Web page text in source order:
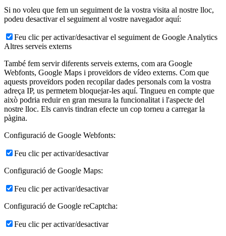
Si no voleu que fem un seguiment de la vostra visita al nostre lloc,
podeu desactivar el seguiment al vostre navegador aquí:
Feu clic per activar/desactivar el seguiment de Google Analytics
Altres serveis externs
També fem servir diferents serveis externs, com ara Google
Webfonts, Google Maps i proveïdors de vídeo externs. Com que
aquests proveïdors poden recopilar dades personals com la vostra
adreça IP, us permetem bloquejar-les aquí. Tingueu en compte que
això podria reduir en gran mesura la funcionalitat i l'aspecte del
nostre lloc. Els canvis tindran efecte un cop torneu a carregar la
pàgina.
Configuració de Google Webfonts:
Feu clic per activar/desactivar
Configuració de Google Maps:
Feu clic per activar/desactivar
Configuració de Google reCaptcha:
Feu clic per activar/desactivar